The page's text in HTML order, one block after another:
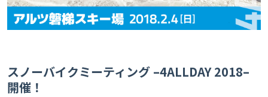
スノーバイクミーティング –4ALLDAY 2018–
開催！